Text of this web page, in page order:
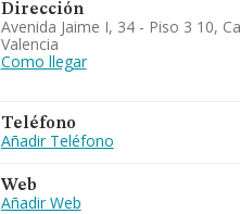
Dirección
Avenida Jaime I, 34 - Piso 3 10,
Valencia
Como llegar
Teléfono
Añadir Teléfono
Web
Añadir Web